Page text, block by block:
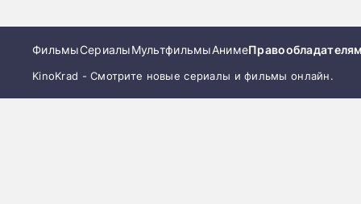
ФильмыСериалыМультфильмыАниме
KinoKrad - Смотрите новые сериалы и фильмы онлайн.